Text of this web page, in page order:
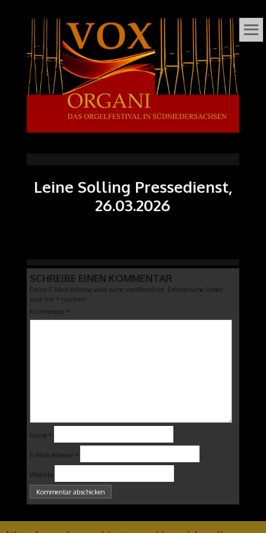
VOX
ORGANI
DAS ORGELFESTIVAL
IN
SÜDNIEDERSACHSEN
Leine Solling Pressedienst,
26.03.2026
SCHREIBE EINEN KOMMENTAR
Deine E-Mail-Adresse wird nicht veröffentlicht. Erforderliche Felder
sind mit * markiert
Kommentar *
Name *
E-Mail-Adresse *
Website